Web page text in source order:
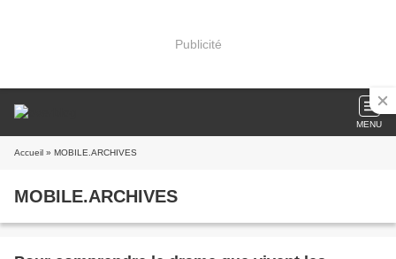
Publicité
MENU
Accueil » MOBILE.ARCHIVES
MOBILE.ARCHIVES